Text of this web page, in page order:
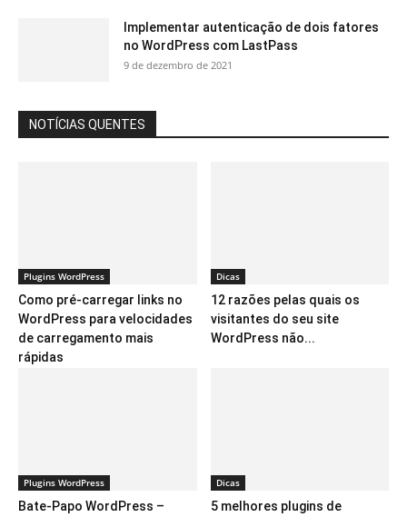
Implementar autenticação de dois fatores
no WordPress com LastPass
9 de dezembro de 2021
NOTÍCIAS QUENTES
Plugins WordPress
Como pré-carregar links no
WordPress para velocidades
de carregamento mais
rápidas
Dicas
12 razões pelas quais os
visitantes do seu site
WordPress não...
Plugins WordPress
Bate-Papo WordPress –
Dicas
5 melhores plugins de